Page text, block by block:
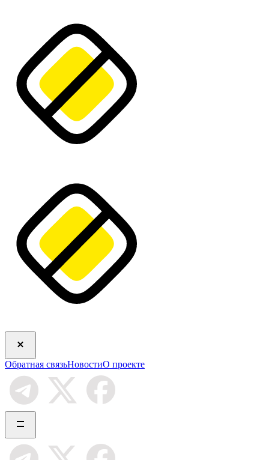
Обратная связьНовостиО проекте